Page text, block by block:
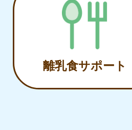
離乳食サポート